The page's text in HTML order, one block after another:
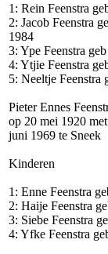
1: Rein Feenstra
2: Jacob Feenstra
1984
3: Ype Feenstra
4: Ytjie Feenstra
5: Neeltje Feenstra
Pieter Ennes
op 20 mei 1920
juni 1969 te Sneek
Kinderen
1: Enne Feenstra
2: Haije Feenstra
3: Siebe Feenstra
4: Yfke Feenstra